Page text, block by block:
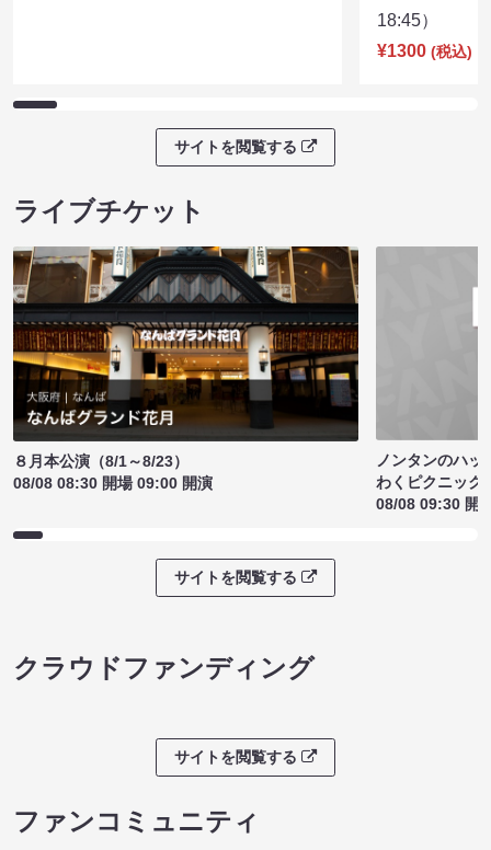
18:45）
¥1300 (税込)
サイトを閲覧する
ライブチケット
８月本公演（8/1～8/23）
08/08 08:30 開場 09:00 開演
ノンタンのハッ
わくピクニック
08/08 09:30 開
サイトを閲覧する
クラウドファンディング
サイトを閲覧する
ファンコミュニティ